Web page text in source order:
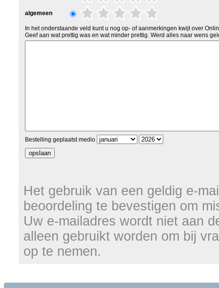
algemeen
In het onderstaande veld kunt u nog op- of aanmerkingen kwijt over
Geef aan wat prettig was en wat minder prettig. Werd alles naar wens
Bestelling geplaatst medio
Het gebruik van een geldig e-
beoordeling te bevestigen om
Uw e-mailadres wordt niet aan
alleen gebruikt worden om bij
op te nemen.